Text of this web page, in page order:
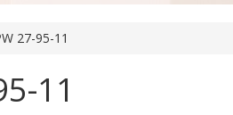
27-95-11
11